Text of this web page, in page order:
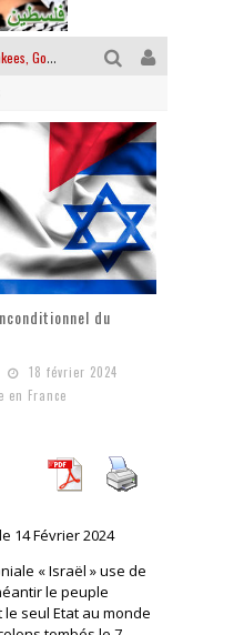
Yankees, Go home !
La révolution ou rien
Des accords de paix sans le peuple et contre le peuple
La guerre sioniste, la guerre démographique
La banalité du mal colonial
du
18 février 2024
en France
14 Février 2024
« Israël » use de
le peuple
seul Etat au monde